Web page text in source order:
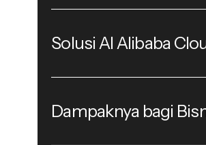
Solusi AI Alibaba
Dampaknya bagi